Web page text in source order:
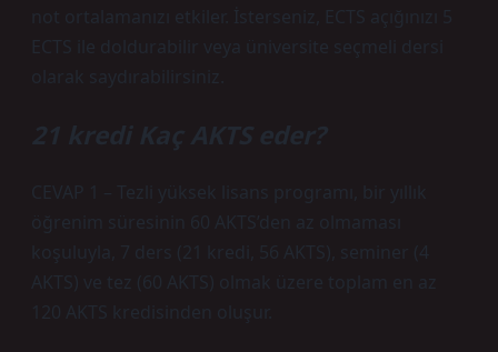
not ortalamanızı etkiler. İsterseniz, ECTS açığınızı 5
ECTS ile doldurabilir veya üniversite seçmeli dersi
olarak saydırabilirsiniz.
21 kredi Kaç AKTS eder?
CEVAP 1 – Tezli yüksek lisans programı, bir yıllık
öğrenim süresinin 60 AKTS’den az olmaması
koşuluyla, 7 ders (21 kredi, 56 AKTS), seminer (4
AKTS) ve tez (60 AKTS) olmak üzere toplam en az
120 AKTS kredisinden oluşur.